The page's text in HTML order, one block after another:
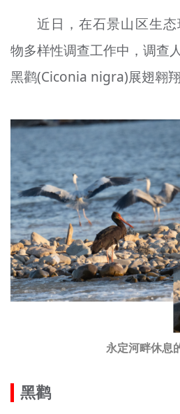
未成年人思想道德建设
榜样人物
文明评论
北京宣传文化引导基金
宣传思想文化人才
专题
资料库
近日，在石景山区生
物多样性调查工作中，调查
黑鹳(Ciconia nigra)展翅翱翔
永定河畔休息
黑鹳